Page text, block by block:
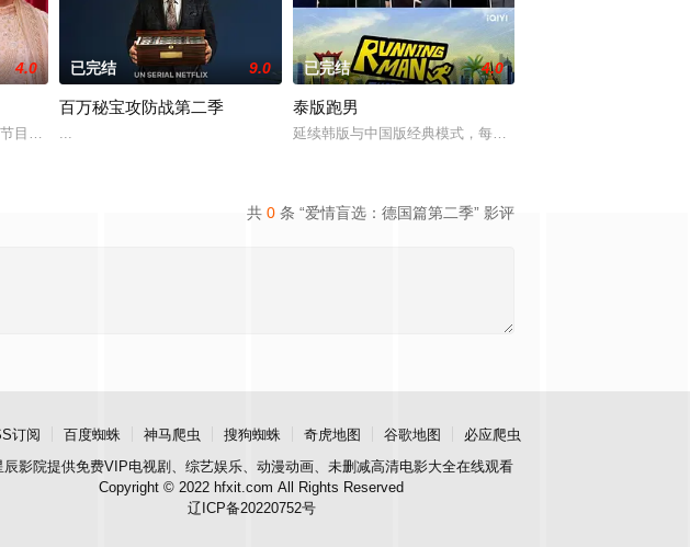
4.0
目后，Netflix于2026年回归现实类型，推出了一部关于居住在迪拜的富有的印度
已完结 9.0
百万秘宝攻防战第二季
已完结 4.0
泰版跑男
延续韩版与中国版经典模式，每期包含对抗任务、游戏挑战与
共 0 条 “爱情盲选：德国篇第二季” 影评
订阅 百度蜘蛛 神马爬虫 搜狗蜘蛛 奇虎地图 谷歌地图
必应爬虫
辰影院提供免费VIP电视剧、综艺娱乐、动漫动画、未删减高清电影大全在线观看
Copyright © 2022 hfxit.com All Rights Reserved
辽ICP备20220752号